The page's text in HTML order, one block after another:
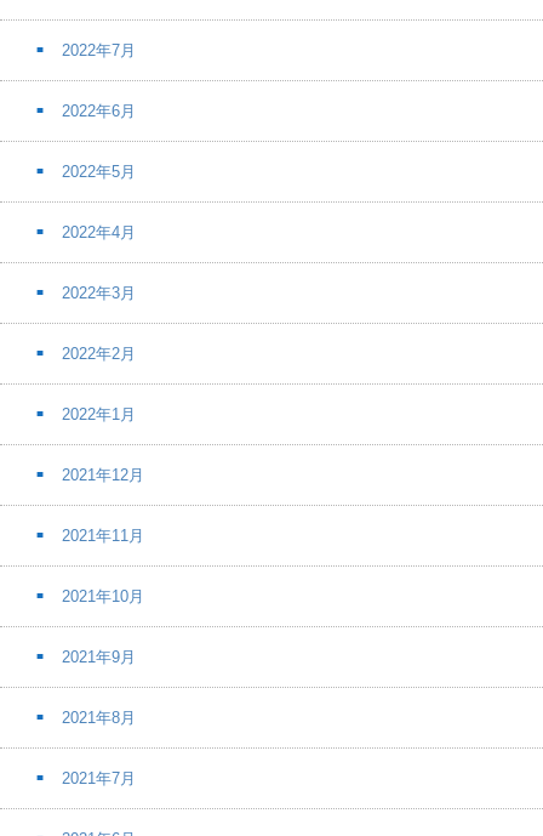
2022年7月
2022年6月
2022年5月
2022年4月
2022年3月
2022年2月
2022年1月
2021年12月
2021年11月
2021年10月
2021年9月
2021年8月
2021年7月